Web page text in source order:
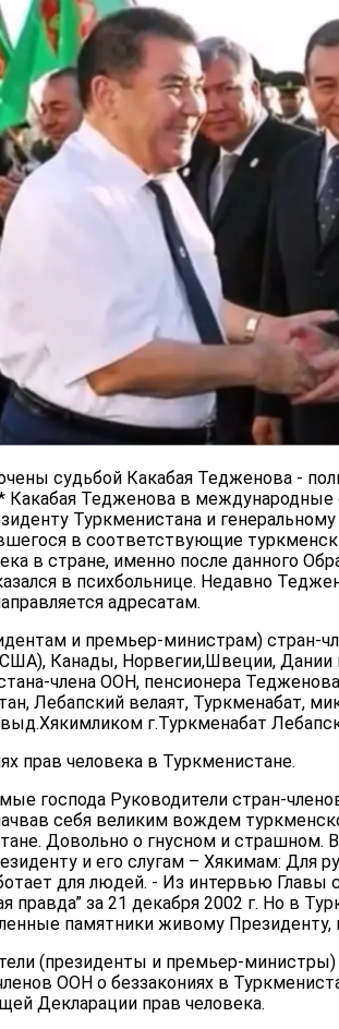
судьбой Какабая Тедженова -
Тедженова в международные
Туркменистана и
в соответствующие
в стране, именно после данного
в психбольнице. Недавно
адресатам.
и премьер-министрам) стран-
Канады, Норвегии,Швеции, Дании
члена ООН, пенсионера
Лебапский велаят, Туркменабат,
г.Туркменабат
прав человека в Туркменистане.
господа Руководители стран-
себя великим вождем
Довольно о гнусном и страшном.
и его слугам – Хякимам: Для
для людей. - Из интервью
правда” за 21 декабря 2002 г. Но в
памятники живому Президенту,
(президенты и премьер-
ООН о беззакониях в
Декларации прав человека.